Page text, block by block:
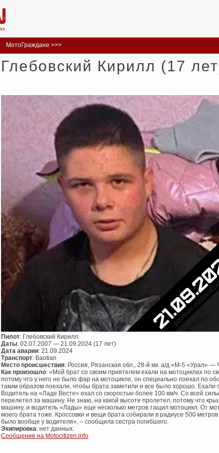
МотоГраждане >>>
Глебовский Кирилл (17
Пилот: Глебовский Кирилл
Даты: 02.07.2007 — 21.09.2024 (17 лет)
Дата аварии: 21.09.2024
Транспорт: Baotian
Место происшествия: Россия, Рязанская обл., 28-й км. а/д «М-5 «Урал» —
Как произошло: «Мой брат со своим приятелем ехали на мотоциклах по
потому что у него не было фар на мотоцикле, он специально поехал по
таким образом поехали, чтобы брата заметили и все было хорошо. Ехали
Водитель на «Ладе Весте» ехал со скоростью более 100 км/ч. Со всей
перелетел за машину. Не знаю, на какой высоте пролетел, потому что
машину, и водитель «Лады» еще несколько метров тащил мотоцикл. От
моего брата тоже. Кроссовки и вещи брата собирали в радиусе 500
было вообще у водителя», – сообщила сестра погибшего.
Экипировка: нет данных.
Сообщение на Motocitizen.info